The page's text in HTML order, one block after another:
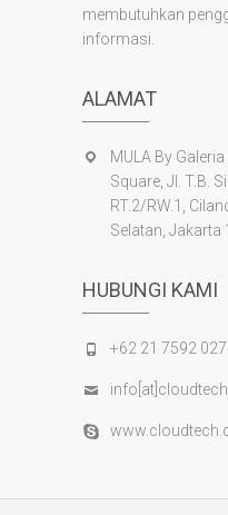
membutuhkan
informasi.
ALAMAT
MULA By
Square, Jl. T.B.
RT.2/RW.1,
Selatan, Jakarta
HUBUNGI KAMI
+62 21 7592